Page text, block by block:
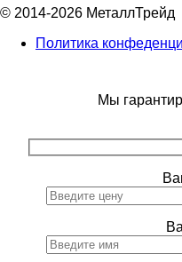
© 2014-2026 МеталлТрейд
Политика
Мы